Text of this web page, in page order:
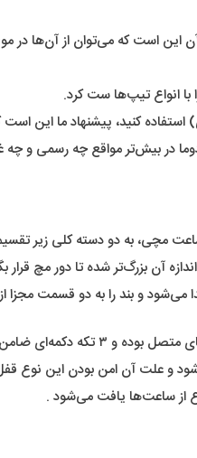
این است که می‌توان از آن‌ها
با انواع تیپ‌ها ست کرد.
کنید، پیشنهاد ما این
در بیش‌تر مواقع چه رسمی و
مچی، به دو دسته کلی زیر
آن بزرگ‌تر شده تا دور مچ قرار
و بند را به دو قسمت مجزا
ضامن‌دار است .
و علت آن امن بودن این نوع
از ساعت‌ها یافت می‌شود .